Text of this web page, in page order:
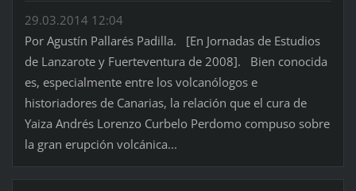
29.03.2014 12:04
Por Agustín Pallarés Padilla. [En Jornadas de Estudios
de Lanzarote y Fuerteventura de 2008]. Bien conocida
es, especialmente entre los volcanólogos e
historiadores de Canarias, la relación que el cura de
Yaiza Andrés Lorenzo Curbelo Perdomo compuso sobre
la gran erupción volcánica...